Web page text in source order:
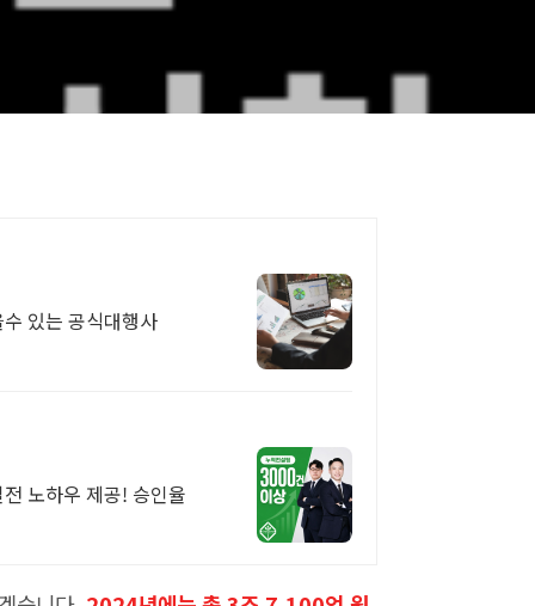
있는 공식대행사
노하우 제공! 승인율